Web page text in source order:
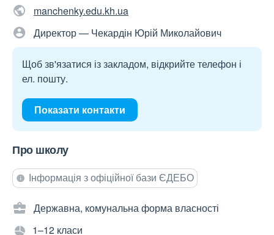
manchenky.edu.kh.ua
Директор — Чекардін Юрій Миколайович
Щоб зв'язатися із закладом, відкрийте телефон і
ел. пошту.
Показати контакти
Про школу
Інформація з офіційної бази ЄДЕБО
Державна, комунальна форма власності
1–12 класи